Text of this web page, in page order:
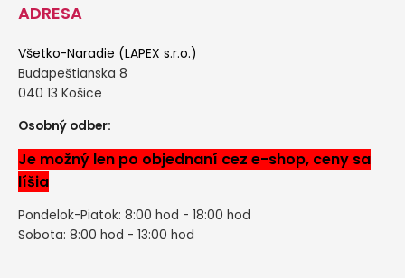
ADRESA
Všetko-Naradie (LAPEX s.r.o.)
Budapeštianska 8
040 13 Košice
Osobný odber:
Je možný len po objednaní cez e-shop, ceny sa
líšia
Pondelok-Piatok: 8:00 hod - 18:00 hod
Sobota: 8:00 hod - 13:00 hod